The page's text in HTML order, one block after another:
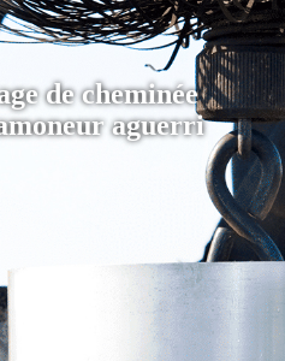
de cheminée
aguerri